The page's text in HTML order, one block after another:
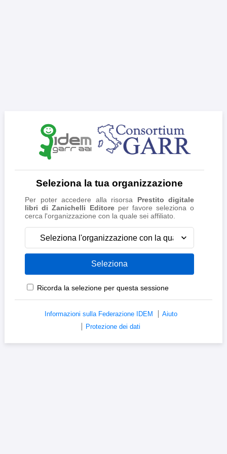
Seleziona la tua organizzazione
Per poter accedere alla risorsa Prestito digitale
libri di Zanichelli Editoreper favore seleziona o
cerca l'organizzazione con la quale sei affiliato.
Seleziona l'organizzazione con la quale sei affiliato
Ricorda la selezione per questa sessione
Informazioni sulla Federazione IDEM
Aiuto
Protezione dei dati